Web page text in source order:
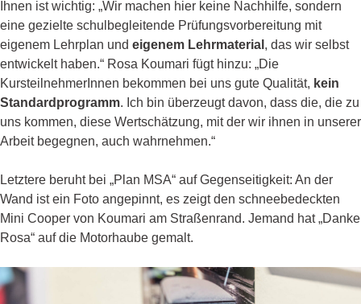
Ihnen ist wichtig: „Wir machen hier keine Nachhilfe, sondern
eine gezielte schulbegleitende Prüfungsvorbereitung mit
eigenem Lehrplan und eigenem Lehrmaterial , das wir selbst
entwickelt haben.“ Rosa Koumari fügt hinzu: „Die
KursteilnehmerInnen bekommen bei uns gute Qualität, kein
Standardprogramm. Ich bin überzeugt davon, dass die, die zu
uns kommen, diese Wertschätzung, mit der wir ihnen in unserer
Arbeit begegnen, auch wahrnehmen.“
Letztere beruht bei „Plan MSA“ auf Gegenseitigkeit: An der
Wand ist ein Foto angepinnt, es zeigt den schneebedeckten
Mini Cooper von Koumari am Straßenrand. Jemand hat „Danke
Rosa“ auf die Motorhaube gemalt.